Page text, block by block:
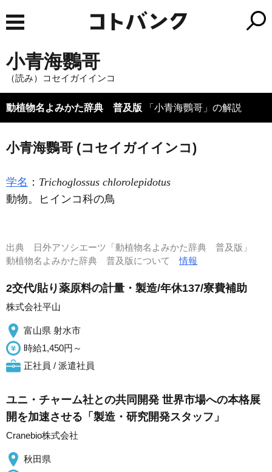
小青海鸚哥
（読み）コセイガイインコ
動植物名よみかた辞典 普及版 「小青海鸚哥」の解説
小青海鸚哥 (コセイガイインコ)
学名 ： Trichoglossus chlorolepidotus
動物。ヒインコ科の鳥
出典
日外アソシエーツ「動植物名よみかた辞典 普及版」
動植物名よみかた辞典 普及版について情報
2交代/貼り薬原料の計量・製造/年休137/寮費補助
株式会社平山
富山県 射水市
時給1,450円～
正社員 / 派遣社員
ユニ・チャーム社との共同開発 世界市場への本格展
開を加速させる「製造・研究開発スタッフ」
Cranebio株式会社
秋田県